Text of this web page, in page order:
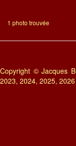
1 photo trouvée
Copyright © Jacques
2023, 2024, 2025, 2026